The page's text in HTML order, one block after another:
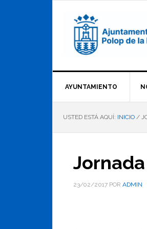
AYUNTAMIENTO
USTED ESTÁ AQUÍ: INICIO /
23/02/2017 POR ADMIN